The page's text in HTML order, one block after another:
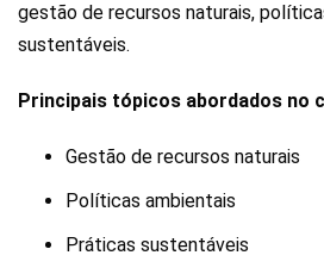
gestão de recursos naturais,
sustentáveis.
Principais tópicos abordados no
Gestão de recursos naturais
Políticas ambientais
Práticas sustentáveis